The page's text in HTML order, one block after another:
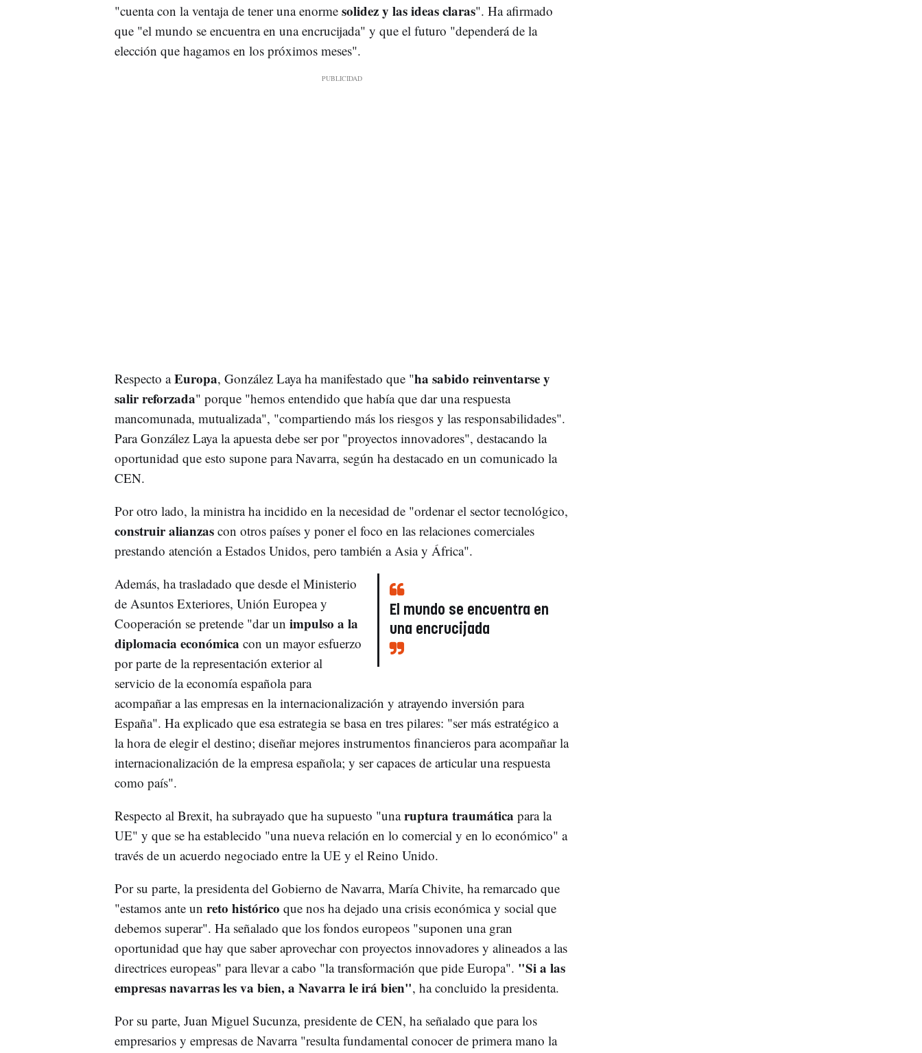
"cuenta con la ventaja de tener una enorme solidez y las ideas claras". Ha afirmado
que "el mundo se encuentra en una encrucijada" y que el futuro "dependerá de la
elección que hagamos en los próximos meses".
Respecto aEuropa, González Laya ha manifestado que "ha sabido reinventarse y
salir reforzada" porque "hemos entendido que había que dar una respuesta
mancomunada, mutualizada", "compartiendo más los riesgos y las responsabilidades".
Para González Laya la apuesta debe ser por "proyectos innovadores", destacando la
oportunidad que esto supone para Navarra, según ha destacado en un comunicado la
CEN.
Por otro lado, la ministra ha incidido en la necesidad de "ordenar el sector tecnológico,
construir alianzascon otros países y poner el foco en las relaciones comerciales
prestando atención a Estados Unidos, pero también a Asia y África".
El mundo se encuentra en
una encrucijada
Además, ha trasladado que desde el Ministerio
de Asuntos Exteriores, Unión Europea y
Cooperación se pretende "dar un impulso a la
diplomacia económica con un mayor esfuerzo
por parte de la representación exterior al
servicio de la economía española para
acompañar a las empresas en la internacionalización y atrayendo inversión para
España". Ha explicado que esa estrategia se basa en tres pilares: "ser más estratégico a
la hora de elegir el destino; diseñar mejores instrumentos financieros para acompañar la
internacionalización de la empresa española; y ser capaces de articular una respuesta
como país".
Respecto al Brexit, ha subrayado que ha supuesto "unaruptura traumática para la
UE" y que se ha establecido "una nueva relación en lo comercial y en lo económico" a
través de un acuerdo negociado entre la UE y el Reino Unido.
Por su parte, la presidenta del Gobierno de Navarra, María Chivite, ha remarcado que
"estamos ante un reto histórico que nos ha dejado una crisis económica y social que
debemos superar". Ha señalado que los fondos europeos "suponen una gran
oportunidad que hay que saber aprovechar con proyectos innovadores y alineados a las
directrices europeas" para llevar a cabo "la transformación que pide Europa". "Si a las
empresas navarras les va bien, a Navarra le irá bien", ha concluido la presidenta.
Por su parte, Juan Miguel Sucunza, presidente de CEN, ha señalado que para los
empresarios y empresas de Navarra "resulta fundamental conocer de primera mano la